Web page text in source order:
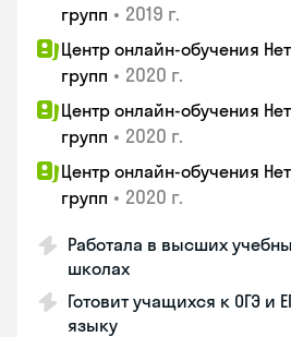
групп • 2019 г.
Центр онлайн-обучения
групп • 2020 г.
Центр онлайн-обучения
групп • 2020 г.
Центр онлайн-обучения
групп • 2020 г.
Работала в высших
школах
Готовит учащихся к ОГЭ и
языку